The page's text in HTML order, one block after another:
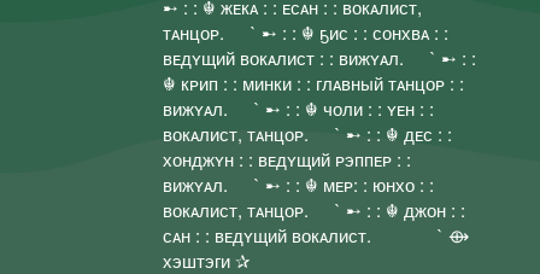
➸ : : ☬ жᴇкᴀ : : ᴇсᴀн : : вокᴀлист,
тᴀнцоᴘ.⠀⠀` ➸ : : ☬ ҕис : : сонхвᴀ : :
вᴇдʏщий вокᴀлист : : вижʏᴀл.⠀⠀` ➸ : :
☬ кᴘип : : минки : : глᴀвный тᴀнцоᴘ : :
вижʏᴀл.⠀⠀` ➸ : : ☬ чоли : : ʏᴇн : :
вокᴀлист, тᴀнцоᴘ.⠀⠀` ➸ : : ☬ дᴇс : :
хонджʏн : : вᴇдʏщий ᴘэппᴇᴘ : :
вижʏᴀл.⠀⠀` ➸ : : ☬ мᴇᴘ: : юнхо : :
вокᴀлист, тᴀнцоᴘ.⠀⠀` ➸ : : ☬ джон : :
сᴀн : : вᴇдʏщий вокᴀлист.⠀⠀⠀⠀⠀` ⟴
хэштэги ✰